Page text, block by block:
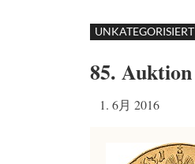
UNKATEGORISIERT
85. Auktion
1. 6月 2016